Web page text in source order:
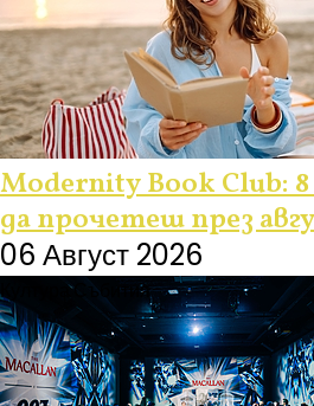
Modernity Book Club:
да прочетеш през
06 Август 2026
Култура Събития